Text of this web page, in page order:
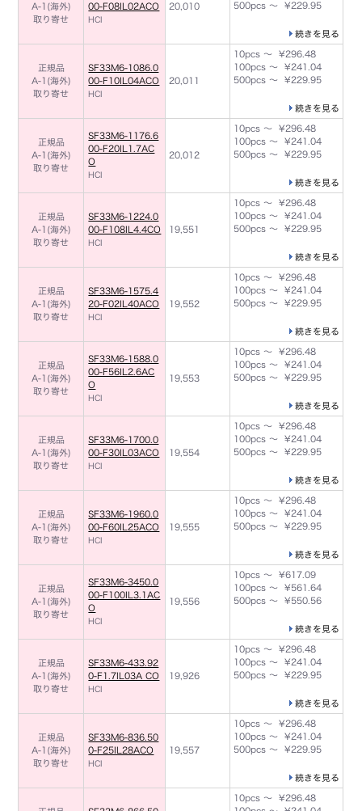
A-1(海外)
取り寄せ
00-F08IL02ACO
HCI
20,010
500pcs ～ ¥229.95
続きを見る
正規品
A-1(海外)
取り寄せ
SF33M6-1086.0
00-F10IL04ACO
HCI
20,011
10pcs ～ ¥296.48
100pcs ～ ¥241.04
500pcs ～ ¥229.95
続きを見る
正規品
A-1(海外)
取り寄せ
SF33M6-1176.6
00-F20IL1.7AC
O
HCI
20,012
10pcs ～ ¥296.48
100pcs ～ ¥241.04
500pcs ～ ¥229.95
続きを見る
正規品
A-1(海外)
取り寄せ
SF33M6-1224.0
00-F108IL4.4CO
HCI
19,551
10pcs ～ ¥296.48
100pcs ～ ¥241.04
500pcs ～ ¥229.95
続きを見る
正規品
A-1(海外)
取り寄せ
SF33M6-1575.4
20-F02IL40ACO
HCI
19,552
10pcs ～ ¥296.48
100pcs ～ ¥241.04
500pcs ～ ¥229.95
続きを見る
正規品
A-1(海外)
取り寄せ
SF33M6-1588.0
00-F56IL2.6AC
O
HCI
19,553
10pcs ～ ¥296.48
100pcs ～ ¥241.04
500pcs ～ ¥229.95
続きを見る
正規品
A-1(海外)
取り寄せ
SF33M6-1700.0
00-F30IL03ACO
HCI
19,554
10pcs ～ ¥296.48
100pcs ～ ¥241.04
500pcs ～ ¥229.95
続きを見る
正規品
A-1(海外)
取り寄せ
SF33M6-1960.0
00-F60IL25ACO
HCI
19,555
10pcs ～ ¥296.48
100pcs ～ ¥241.04
500pcs ～ ¥229.95
続きを見る
正規品
A-1(海外)
取り寄せ
SF33M6-3450.0
00-F100IL3.1AC
O
HCI
19,556
10pcs ～ ¥617.09
100pcs ～ ¥561.64
500pcs ～ ¥550.56
続きを見る
正規品
A-1(海外)
取り寄せ
SF33M6-433.92
0-F1.7IL03A CO
HCI
19,926
10pcs ～ ¥296.48
100pcs ～ ¥241.04
500pcs ～ ¥229.95
続きを見る
正規品
A-1(海外)
取り寄せ
SF33M6-836.50
0-F25IL28ACO
HCI
19,557
10pcs ～ ¥296.48
100pcs ～ ¥241.04
500pcs ～ ¥229.95
続きを見る
10pcs ～ ¥296.48